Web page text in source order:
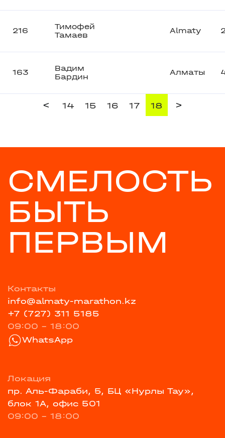
216
Тимофей
Тамаев
Almaty
163
Вадим
Бардин
Алматы
< 14 15 16 17 18 >
СМЕЛОСТЬ
БЫТЬ
ПЕРВЫМ
Контакты
info@almaty-marathon.kz
+7 (727) 311 5185
09:00 - 18:00
WhatsApp
Локация
пр. Аль-Фараби, 5, БЦ «Нурлы Тау»,
блок 1А, офис 501
09:00 - 18:00